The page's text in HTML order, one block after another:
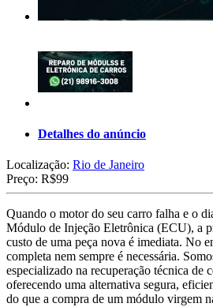
Detalhes do anúncio
Localização: Rio de Janeiro
Preço: R$99
Quando o motor do seu carro falha e o
Módulo de Injeção Eletrônica (ECU), a
custo de uma peça nova é imediata. No
completa nem sempre é necessária.
especializado na recuperação técnica de
oferecendo uma alternativa segura,
do que a compra de um módulo virgem